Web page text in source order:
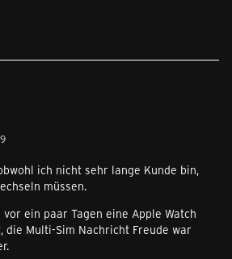
ich nicht sehr lange Kunde bin,
müssen.
ein paar Tagen eine Apple Watch
die Multi-Sim Nachricht Freude war